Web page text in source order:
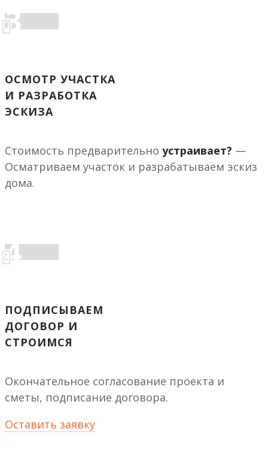
3
ОСМОТР УЧАСТКА
И РАЗРАБОТКА
ЭСКИЗА
Стоимость предварительно устраивает? —
Осматриваем участок и разрабатываем эскиз
дома.
4
ПОДПИСЫВАЕМ
ДОГОВОР И
СТРОИМСЯ
Окончательное согласование проекта и
сметы, подписание договора.
Оставить заявку